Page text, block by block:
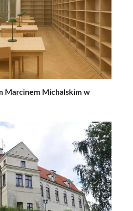
Marcinem Michalskim w